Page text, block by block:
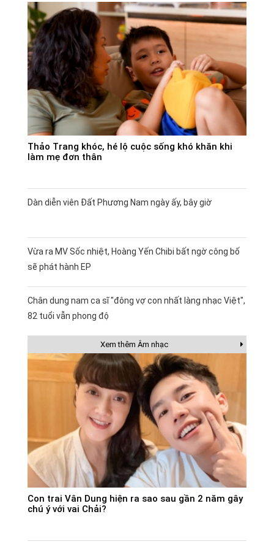
Thảo Trang khóc, hé lộ cuộc sống khó khăn khi
làm mẹ đơn thân
Dàn diễn viên Đất Phương Nam ngày ấy, bây giờ
Vừa ra MV Sốc nhiệt, Hoàng Yến Chibi bất ngờ công bố
sẽ phát hành EP
Chân dung nam ca sĩ "đông vợ con nhất làng nhạc Việt",
82 tuổi vẫn phong độ
Xem thêm Âm nhạc
Con trai Vân Dung hiện ra sao sau gần 2 năm gây
chú ý với vai Chải?